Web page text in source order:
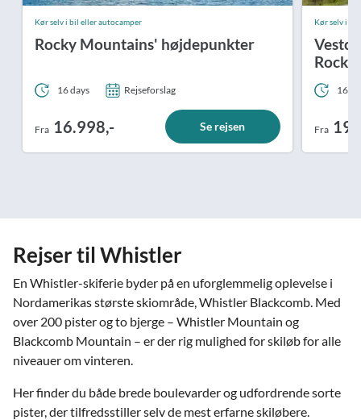
Kør selv i bil eller autocamper
Rocky Mountains' højdepunkter
16 days Rejseforslag
Fra 16.998,- Se rejsen
Kør selv i bil
16
Fra
Rejser til Whistler
En Whistler-skiferie byder på en uforglemmelig oplevelse i
Nordamerikas største skiområde, Whistler Blackcomb. Med
over 200 pister og to bjerge – Whistler Mountain og
Blackcomb Mountain – er der rig mulighed for skiløb for alle
niveauer om vinteren.
Her finder du både brede boulevarder og udfordrende sorte
pister, der tilfredsstiller selv de mest erfarne skiløbere.